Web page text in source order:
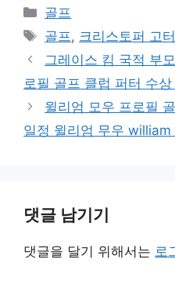
카
테
리
골프
태
그
골프 , 크리스토퍼 고
그레이스 킴 국적 부
로필 골프 클럽 퍼터 수
윌리엄 모우 프로필
일정 윌리엄 무우
댓글 남기기
댓글을 달기 위해서는 로